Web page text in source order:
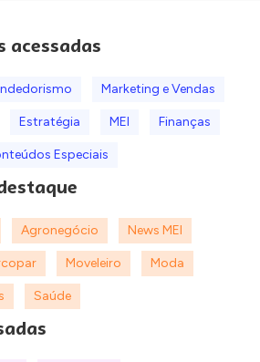
acessadas
Marketing e Vendas
Estratégia MEI Finanças
Especiais
Agronegócio News MEI
Moveleiro Moda
Saúde